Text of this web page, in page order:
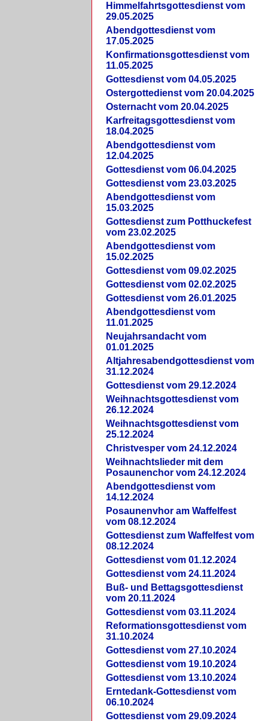
Himmelfahrtsgottesdienst vom
29.05.2025
Abendgottesdienst vom
17.05.2025
Konfirmationsgottesdienst vom
11.05.2025
Gottesdienst vom 04.05.2025
Ostergottedienst vom 20.04.2025
Osternacht vom 20.04.2025
Karfreitagsgottesdienst vom
18.04.2025
Abendgottesdienst vom
12.04.2025
Gottesdienst vom 06.04.2025
Gottesdienst vom 23.03.2025
Abendgottesdienst vom
15.03.2025
Gottesdienst zum Potthuckefest
vom 23.02.2025
Abendgottesdienst vom
15.02.2025
Gottesdienst vom 09.02.2025
Gottesdienst vom 02.02.2025
Gottesdienst vom 26.01.2025
Abendgottesdienst vom
11.01.2025
Neujahrsandacht vom
01.01.2025
Altjahresabendgottesdienst vom
31.12.2024
Gottesdienst vom 29.12.2024
Weihnachtsgottesdienst vom
26.12.2024
Weihnachtsgottesdienst vom
25.12.2024
Christvesper vom 24.12.2024
Weihnachtslieder mit dem
Posaunenchor vom 24.12.2024
Abendgottesdienst vom
14.12.2024
Posaunenvhor am Waffelfest
vom 08.12.2024
Gottesdienst zum Waffelfest vom
08.12.2024
Gottesdienst vom 01.12.2024
Gottesdienst vom 24.11.2024
Buß- und Bettagsgottesdienst
vom 20.11.2024
Gottesdienst vom 03.11.2024
Reformationsgottesdienst vom
31.10.2024
Gottesdienst vom 27.10.2024
Gottesdienst vom 19.10.2024
Gottesdienst vom 13.10.2024
Erntedank-Gottesdienst vom
06.10.2024
Gottesdienst vom 29.09.2024